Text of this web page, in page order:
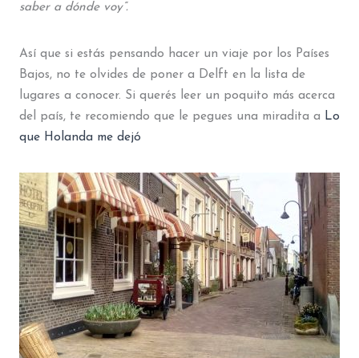
saber a dónde voy”.
Así que si estás pensando hacer un viaje por los Países
Bajos, no te olvides de poner a Delft en la lista de
lugares a conocer. Si querés leer un poquito más acerca
del país, te recomiendo que le pegues una miradita a Lo
que Holanda me dejó